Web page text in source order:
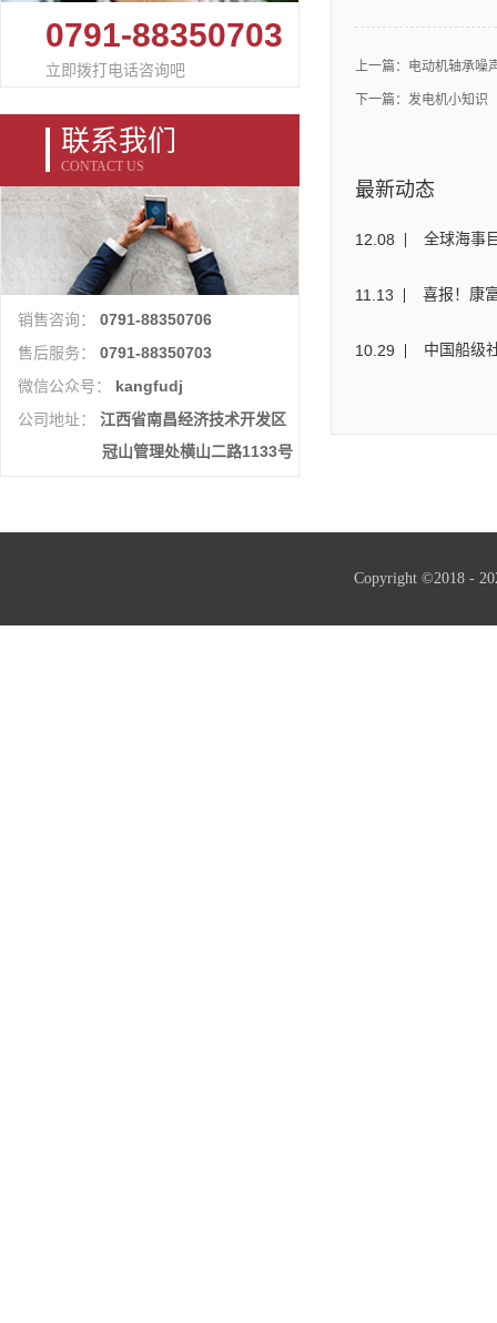
0791-88350703
立即拨打电话咨询吧
联系我们
CONTACT US
销售咨询： 0791-88350706
售后服务： 0791-88350703
微信公众号： kangfudj
公司地址：
江西省南昌经济技术开发区
冠山管理处横山二路1133号
上一篇： 电动机轴承噪
下一篇： 发电机小知识
最新动态
12 08
11 13 喜报！康
10 29
Copyright ©2018 -